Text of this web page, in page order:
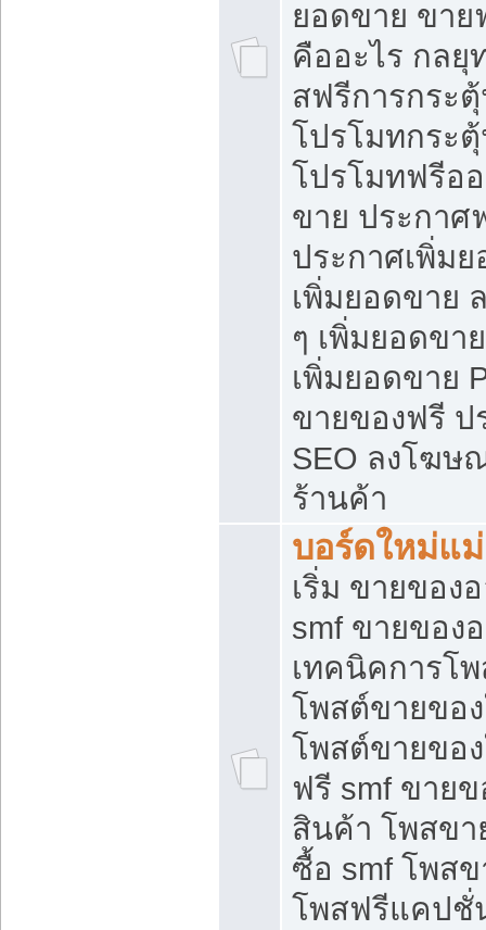
ยอดขาย ขาย
คืออะไร กลยุ
สฟรีการกระ
โปรโมทกระ
โปรโมทฟรีอ
ขาย ประกาศ
ประกาศเพิ่ม
เพิ่มยอดขาย
ๆ เพิ่มยอดขา
เพิ่มยอดขาย
ขายของฟรี ป
SEO ลงโฆษ
ร้านค้า
บอร์ดใหม่แ
เริ่ม ขายของ
smf ขายของ
เทคนิคการโ
โพสต์ขายขอ
โพสต์ขายขอ
ฟรี smf ขาย
สินค้า โพสขา
ซื้อ smf โพส
โพสฟรีแคปชั่